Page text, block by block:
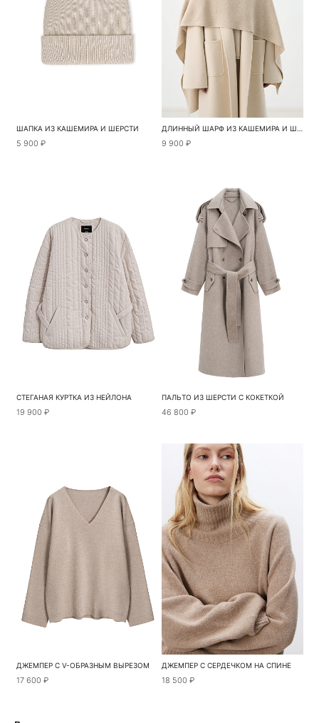
ШАПКА ИЗ КАШЕМИРА И ШЕРСТИ
5 900 ₽
ДЛИННЫЙ ШАРФ ИЗ КАШЕМИРА И ШЕРСТИ
9 900 ₽
СТЕГАНАЯ КУРТКА ИЗ НЕЙЛОНА
19 900 ₽
ПАЛЬТО ИЗ ШЕРСТИ С КОКЕТКОЙ
46 800 ₽
ДЖЕМПЕР С V-ОБРАЗНЫМ ВЫРЕЗОМ
17 600 ₽
ДЖЕМПЕР С СЕРДЕЧКОМ НА СПИНЕ
18 500 ₽